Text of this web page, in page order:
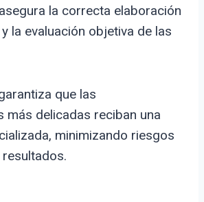
la correcta elaboración
la evaluación objetiva de las
que las
más delicadas reciban una
minimizando riesgos